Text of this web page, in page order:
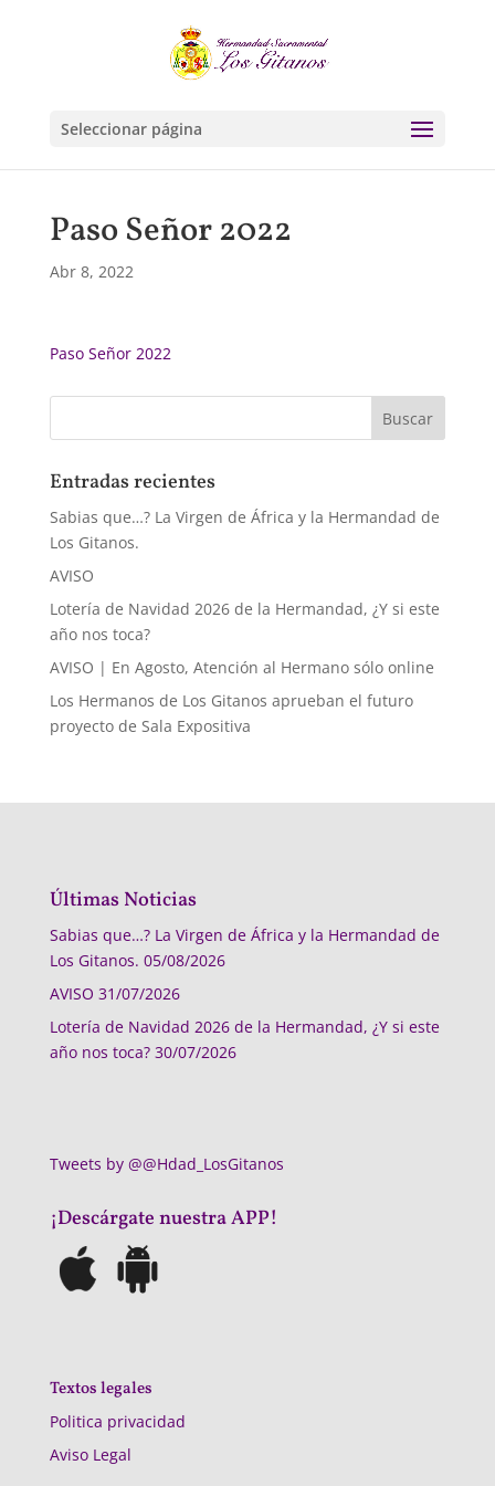
Seleccionar página
Paso Señor 2022
Abr 8, 2022
Paso Señor 2022
Entradas recientes
Sabias que…? La Virgen de África y la Hermandad de
Los Gitanos.
AVISO
Lotería de Navidad 2026 de la Hermandad, ¿Y si este
año nos toca?
AVISO | En Agosto, Atención al Hermano sólo online
Los Hermanos de Los Gitanos aprueban el futuro
proyecto de Sala Expositiva
Últimas Noticias
Sabias que…? La Virgen de África y la Hermandad de
Los Gitanos. 05/08/2026
AVISO 31/07/2026
Lotería de Navidad 2026 de la Hermandad, ¿Y si este
año nos toca? 30/07/2026
Tweets by @@Hdad_LosGitanos
¡Descárgate nuestra APP!
Textos legales
Politica privacidad
Aviso Legal